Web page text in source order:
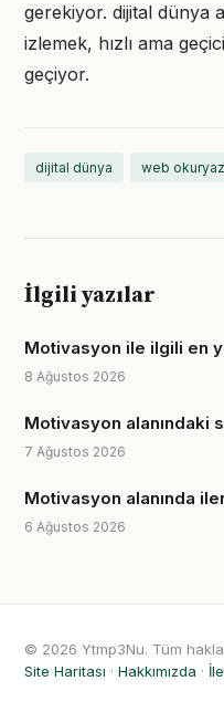
gerekiyor. dijital dünya
izlemek, hızlı ama
geçiyor.
dijital dünya web
İlgili yazılar
Motivasyon ile ilgili en
8 Ağustos 2026
Motivasyon alanındaki
7 Ağustos 2026
Motivasyon alanında
6 Ağustos 2026
© 2026 Ytmp3Nu. Tüm
Site Haritası · Hakkımızda ·